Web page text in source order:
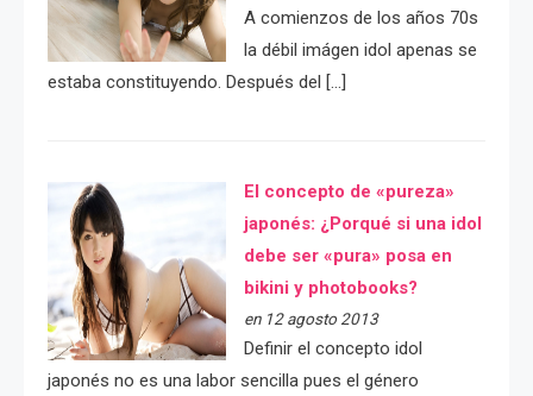
A comienzos de los años 70s
la débil imágen idol apenas se
estaba constituyendo. Después del […]
El concepto de «pureza»
japonés: ¿Porqué si una idol
debe ser «pura» posa en
bikini y photobooks?
en 12 agosto 2013
Definir el concepto idol
japonés no es una labor sencilla pues el género